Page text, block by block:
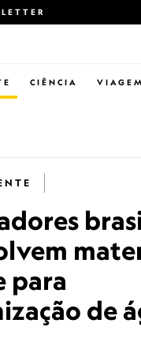
CIÊNCIA VIAGEM
para
de